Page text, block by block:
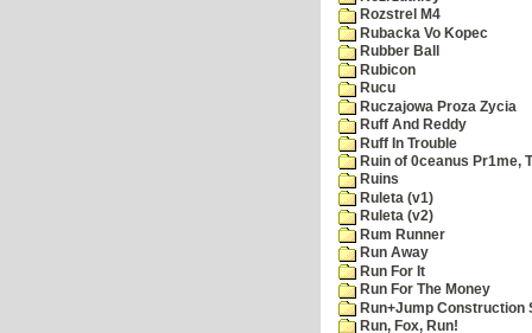
Rozstrel M4
Rubacka Vo Kopec
Rubber Ball
Rubicon
Rucu
Ruczajowa Proza Zycia
Ruff And Reddy
Ruff In Trouble
Ruin of 0ceanus Pr1me,
Ruins
Ruleta (v1)
Ruleta (v2)
Rum Runner
Run Away
Run For It
Run For The Money
Run+Jump Construction
Run, Fox, Run!